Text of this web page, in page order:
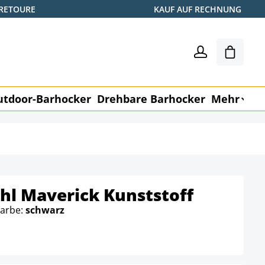
KAUF AUF RECHNUNG
Barhocker Drehbare Barhocker Mehr
Maverick Kunststoff
schwarz